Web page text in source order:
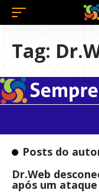
Tag:
Posts do
Dr.Web
após um